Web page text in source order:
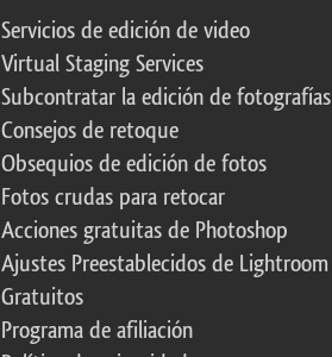
Servicios de edición de video
Virtual Staging Services
Subcontratar la edición de fotografías
Consejos de retoque
Obsequios de edición de fotos
Fotos crudas para retocar
Acciones gratuitas de Photoshop
Ajustes Preestablecidos de Lightroom
Gratuitos
Programa de afiliación